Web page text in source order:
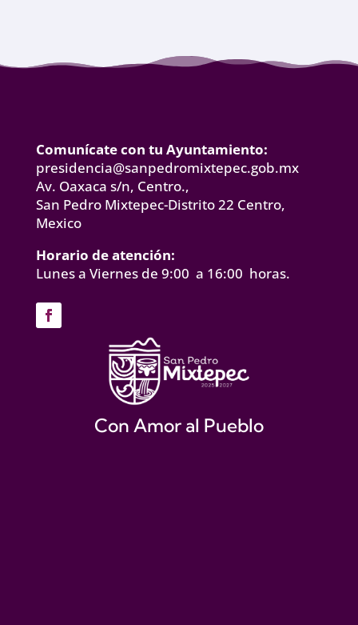
Comunícate con tu Ayuntamiento:
presidencia@sanpedromixtepec.gob.mx
Av. Oaxaca s/n, Centro.,
San Pedro Mixtepec-Distrito 22 Centro,
Mexico
Horario de atención:
Lunes a Viernes de 9:00 a 16:00 horas.
Con Amor al Pueblo